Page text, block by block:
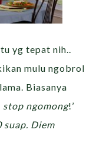
yg tepat nih..
mulu ngobrol
Biasanya
stop ngomong!’
suap. Diem